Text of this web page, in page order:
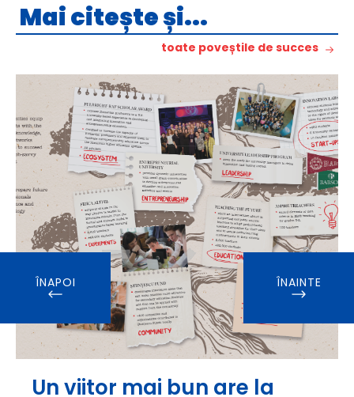
Mai citește și...
toate poveștile de succes
Un viitor mai bun are la
ÎNAPOI ÎNAINTE